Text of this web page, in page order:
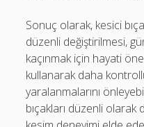
Sonuç olarak, kesici
düzenli değiştirilmesi,
kaçınmak için hayati
kullanarak daha
yaralanmalarını
bıçakları düzenli